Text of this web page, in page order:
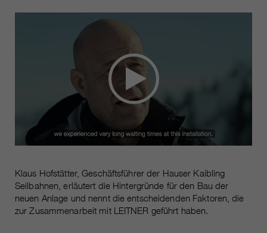
Klaus Hofstätter, Geschäftsführer der Hauser Kaibling
Seilbahnen, erläutert die Hintergründe für den Bau der
neuen Anlage und nennt die entscheidenden Faktoren, die
zur Zusammenarbeit mit LEITNER geführt haben.
Gesammelte nicht
Nutzung der Website zu erstellen,
die uns helfen, unsere Websites /
Apps zu verbessern. Diese
Informationen werden auch an
unsere Kunden / Partner
weitergegeben.